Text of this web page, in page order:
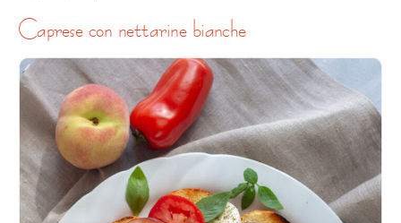
caprese con nettarine bianche